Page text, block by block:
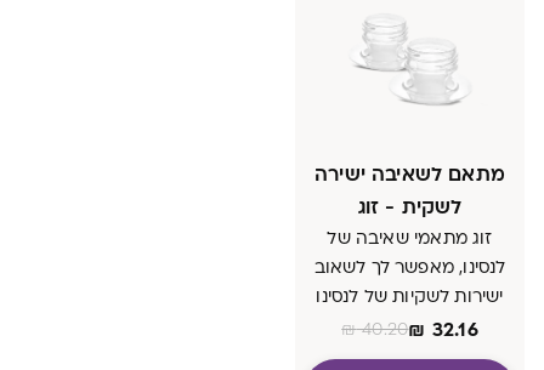
מתאם לשאיבה ישירה
לשקית - זוג
זוג מתאמי שאיבה של
לנסינו, מאפשר לך לשאוב
ישירות לשקיות של לנסינו
מכל משאבת חלב חשמלית
רגילה בעלת פתח הברגה
₪ 32.16
₪40.20